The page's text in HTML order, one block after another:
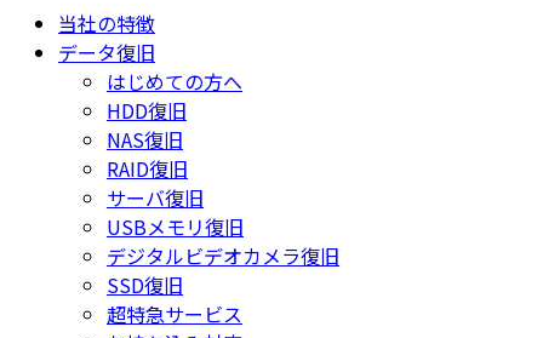
当社の特徴
データ復旧
はじめての方へ
HDD復旧
NAS復旧
RAID復旧
サーバ復旧
USBメモリ復旧
デジタルビデオカメラ復旧
SSD復旧
超特急サービス